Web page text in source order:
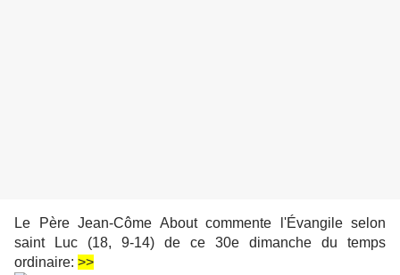
Le Père Jean-Côme About commente l'Évangile selon
saint Luc (18, 9-14) de ce 30e dimanche du temps
ordinaire: >>